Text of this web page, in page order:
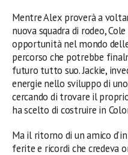
Mentre Alex proverà a
nuova squadra di rodeo,
opportunità nel mondo
percorso che potrebbe
futuro tutto suo. Jackie,
energie nello sviluppo di
cercando di trovare il
ha scelto di costruire in
Ma il ritorno di un amico
ferite e ricordi che credeva